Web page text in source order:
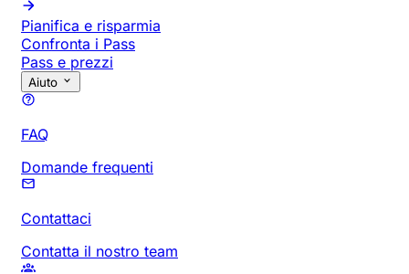
Pianifica e risparmia
Confronta i Pass
Pass e prezzi
Aiuto
FAQ
Domande frequenti
Contattaci
Contatta il nostro team